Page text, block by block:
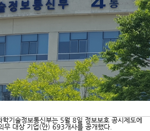
기술정보통신부는 5월 8일 정보보호 공시제도에
무 대상 기업(안) 693개사를 공개했다.